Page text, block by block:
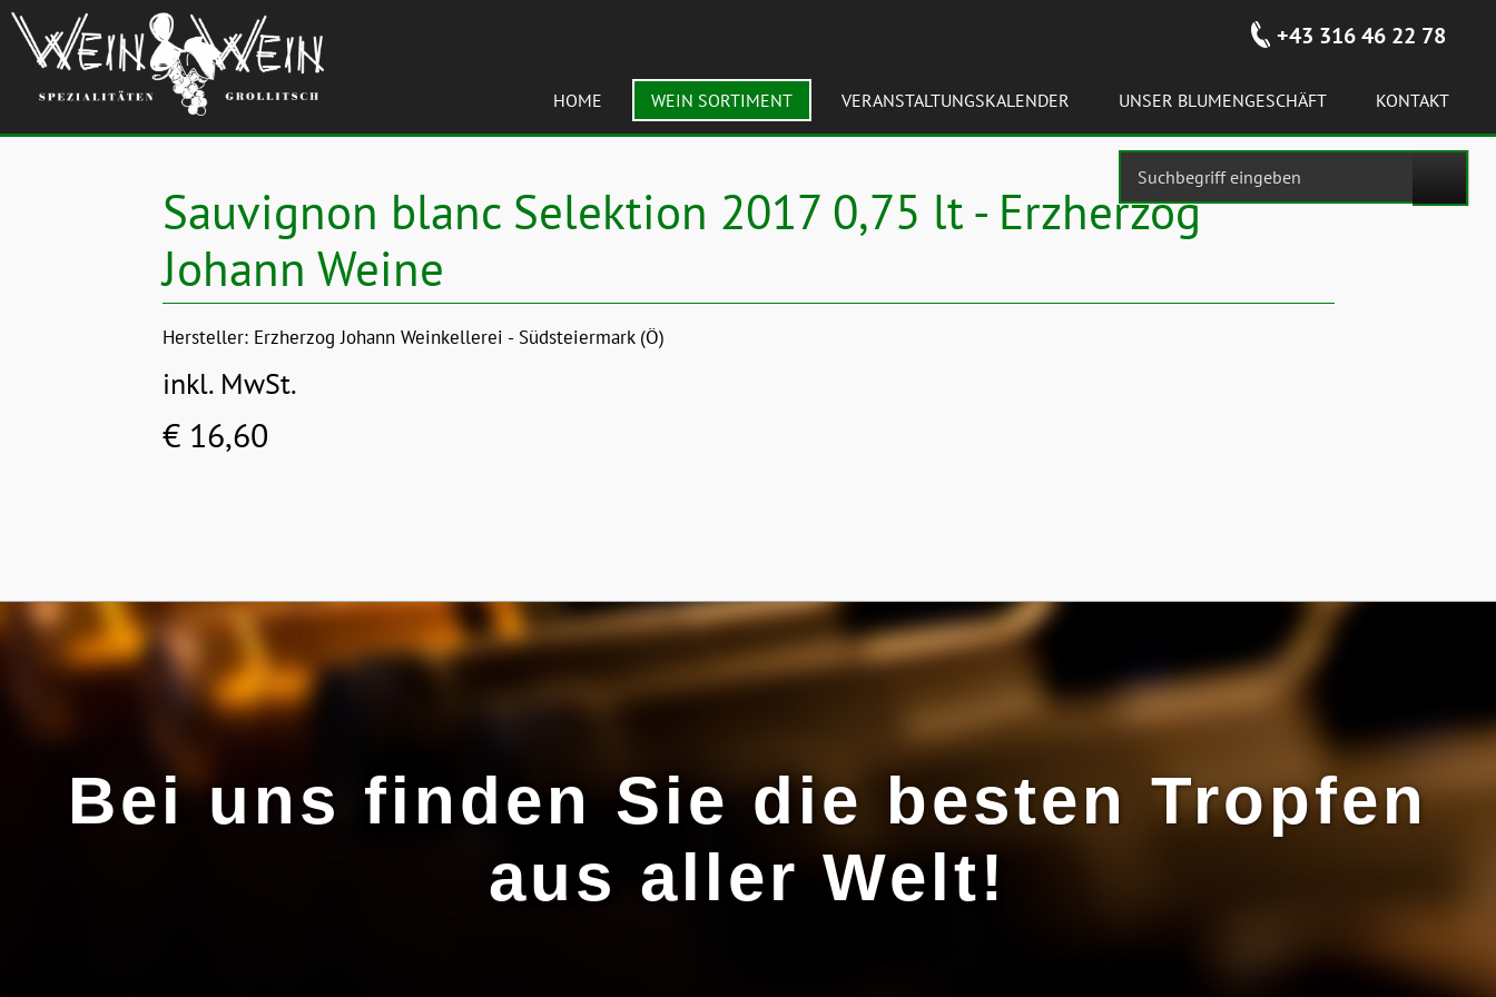
+43 316 46 22 78
HOME WEIN SORTIMENT VERANSTALTUNGSKALENDER UNSER BLUMENGESCHÄFT KONTAKT
Sauvignon blanc Selektion 2017 0,75 lt - Erzherzog
Johann Weine
Hersteller: Erzherzog Johann Weinkellerei - Südsteiermark (Ö)
inkl. MwSt.
€ 16,60
Bei uns finden Sie die besten Tropfen
aus aller Welt!